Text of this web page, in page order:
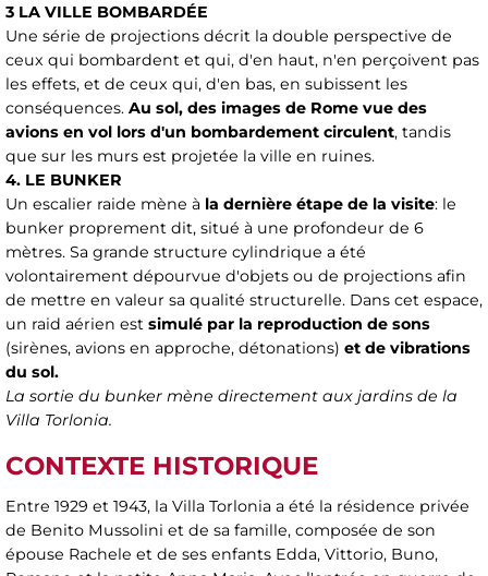
3 LA VILLE BOMBARDÉE
Une série de projections décrit la double perspective de
ceux qui bombardent et qui, d'en haut, n'en perçoivent pas
les effets, et de ceux qui, d'en bas, en subissent les
conséquences. Au sol, des images de Rome vue des
avions en vol lors d'un bombardement circulent, tandis
que sur les murs est projetée la ville en ruines.
4. LE BUNKER
Un escalier raide mène à la dernière étape de la visite: le
bunker proprement dit, situé à une profondeur de 6
mètres. Sa grande structure cylindrique a été
volontairement dépourvue d'objets ou de projections afin
de mettre en valeur sa qualité structurelle. Dans cet espace,
un raid aérien est simulé par la reproduction de sons
(sirènes, avions en approche, détonations) et de vibrations
du sol.
La sortie du bunker mène directement aux jardins de la
Villa Torlonia.
CONTEXTE HISTORIQUE
Entre 1929 et 1943, la Villa Torlonia a été la résidence privée
de Benito Mussolini et de sa famille, composée de son
épouse Rachele et de ses enfants Edda, Vittorio, Buno,